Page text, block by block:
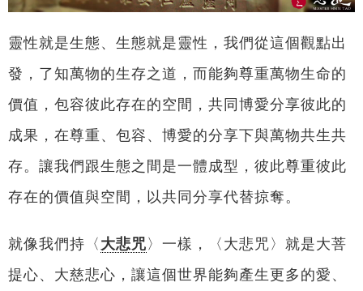
靈性就是生態、生態就是靈性，我們從這個觀點出
發，了知萬物的生存之道，而能夠尊重萬物生命的
價值，包容彼此存在的空間，共同博愛分享彼此的
成果，在尊重、包容、博愛的分享下與萬物共生共
存。讓我們跟生態之間是一體成型，彼此尊重彼此
存在的價值與空間，以共同分享代替掠奪。
就像我們持〈 大悲咒〉一樣，〈大悲咒〉就是大菩
提心、大慈悲心，讓這個世界能夠產生更多的愛、